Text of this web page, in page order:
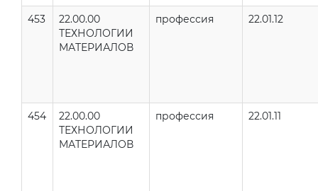
453
22.00.00
ТЕХНОЛОГИИ
МАТЕРИАЛОВ
профессия 22.01.12
454
22.00.00
ТЕХНОЛОГИИ
МАТЕРИАЛОВ
профессия 22.01.11